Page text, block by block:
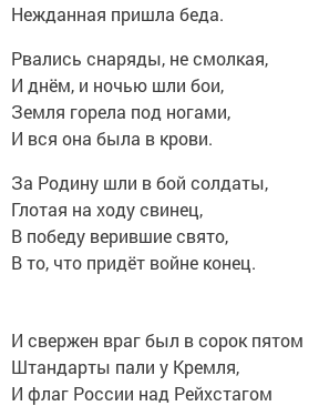
Нежданная пришла беда.
Рвались снаряды, не смолкая,
И днём, и ночью шли бои,
Земля горела под ногами,
И вся она была в крови.
За Родину шли в бой солдаты,
Глотая на ходу свинец,
В победу верившие свято,
В то, что придёт войне конец.
И свержен враг был в сорок пятом
Штандарты пали у Кремля,
И флаг России над Рейхстагом